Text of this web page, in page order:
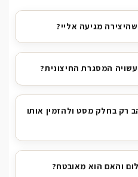
מגיעה אליי?
המסגרת החיצונית?
רק בחלק מסט ולהזמין אותו
והאם הוא מאובטח?